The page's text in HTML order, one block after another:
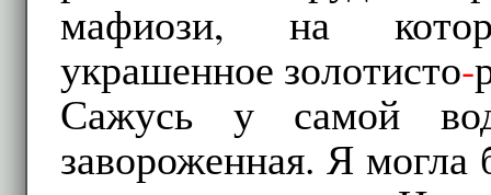
мафиози, на
украшенное золотисто-
Сажусь у самой
завороженная. Я могла